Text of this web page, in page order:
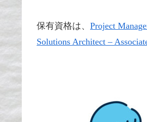
保有資格は、 Project
Solutions Architect –